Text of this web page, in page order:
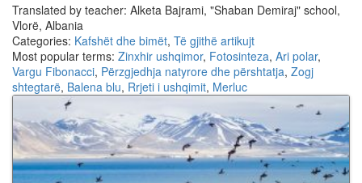
Translated by teacher: Alketa Bajrami, "Shaban Demiraj" school,
Vlorë, Albania
Categories: Kafshët dhe bimët, Të gjithë artikujt
Most popular terms: Zinxhir ushqimor, Fotosinteza, Ari polar,
Vargu Fibonacci, Përzgjedhja natyrore dhe përshtatja, Zogj
shtegtarë, Balena blu, Rrjeti i ushqimit, Merluc